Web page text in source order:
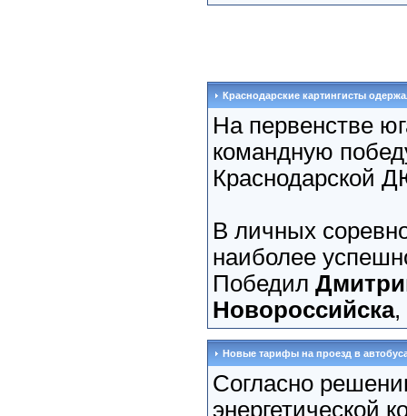
Краснодарские картингисты
На первенстве
командную
Краснодарской
В личных
наиболее
Победил
Новороссийска,
Новые тарифы на проезд в
Согласно
энергетической